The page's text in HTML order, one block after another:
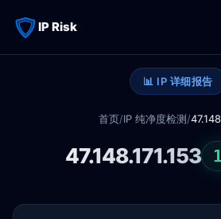
IP Risk
📊 IP 详细报告
首页/IP 纯净度检测/
47.148.171.153